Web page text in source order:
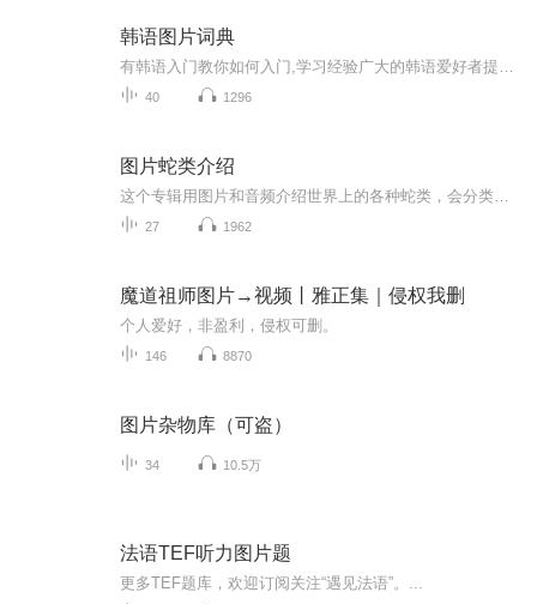
韩语图片词典
40 1296
图片蛇类介绍
27 1962
魔道祖师图片→视频丨雅正集｜侵权我删
个人爱好，非盈利，侵权可删。
146 8870
图片杂物库（可盗）
34 10.5万
法语TEF听力图片题
更多TEF题库，欢迎订阅关注“遇见法语”。...